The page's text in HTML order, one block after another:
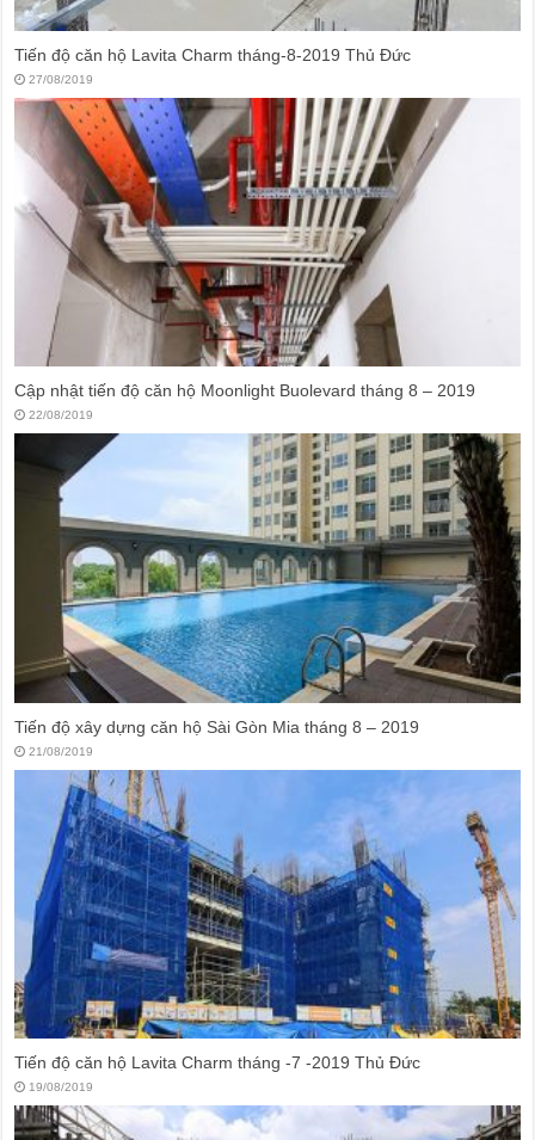
Tiến độ căn hộ Lavita Charm tháng-8-2019 Thủ Đức
27/08/2019
Cập nhật tiến độ căn hộ Moonlight Buolevard tháng 8 – 2019
22/08/2019
Tiến độ xây dựng căn hộ Sài Gòn Mia tháng 8 – 2019
21/08/2019
Tiến độ căn hộ Lavita Charm tháng -7 -2019 Thủ Đức
19/08/2019